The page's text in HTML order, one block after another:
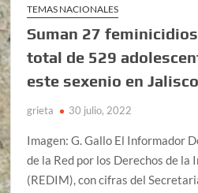
TEMAS NACIONALES
Suman 27
total de 529
este sexenio en Jalisco
grieta 30 julio, 2022
Imagen: G. Gallo El Informador
de la Red por los Derechos de la
(REDIM), con cifras del